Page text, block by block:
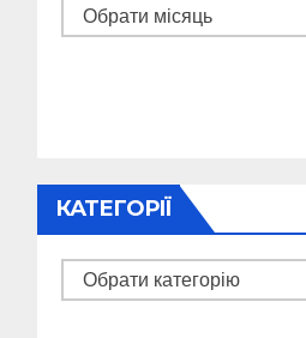
Архіви
КАТЕГОРІЇ
Категорії